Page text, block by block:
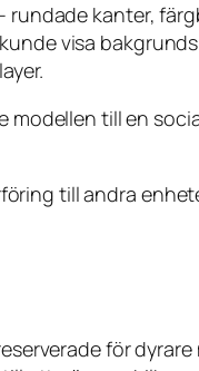
kanter,
visa
till en
till andra
för